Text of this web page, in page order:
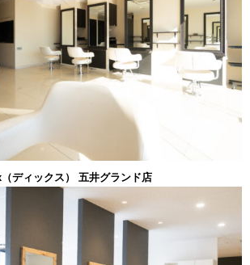
ディックス） 五井グランド店